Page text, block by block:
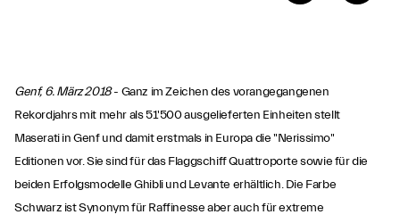
Genf, 6. März 2018- Ganz im Zeichen des vorangegangenen
Rekordjahrs mit mehr als 51'500 ausgelieferten Einheiten stellt
Maserati in Genf und damit erstmals in Europa die "Nerissimo"
Editionen vor. Sie sind für das Flaggschiff Quattroporte sowie für die
beiden Erfolgsmodelle Ghibli und Levante erhältlich. Die Farbe
Schwarz ist Synonym für Raffinesse aber auch für extreme